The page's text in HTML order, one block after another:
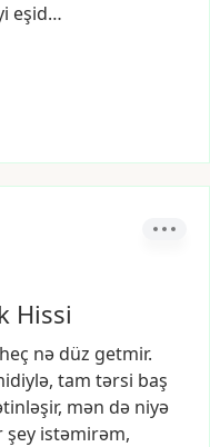
eşid…
Hissi
heç nə düz getmir.
tam tərsi baş
mən də niyə
şey istəmirəm,